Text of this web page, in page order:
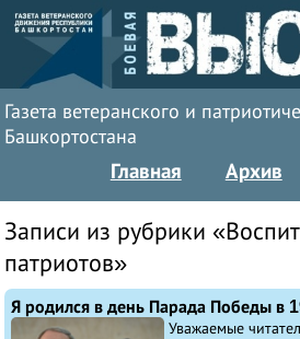
Газета ветеранского и
Башкортостана
Главная Архив
Записи из рубрики
патриотов»
Я родился в день Парада Победы в
Уважаемые